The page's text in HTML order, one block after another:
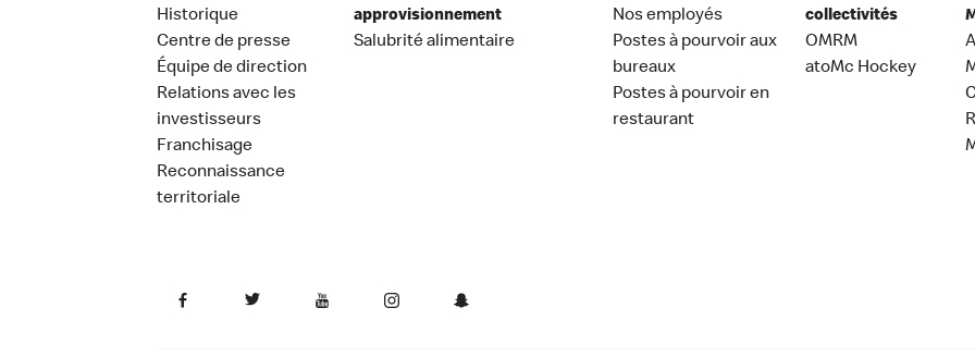
Historique
Centre de presse
Équipe de direction
Relations avec les
investisseurs
Franchisage
Reconnaissance
territoriale
approvisionnement
Salubrité alimentaire
Nos employés
Postes à pourvoir aux
bureaux
Postes à pourvoir en
restaurant
collectivités
OMRM
atoMc Hockey